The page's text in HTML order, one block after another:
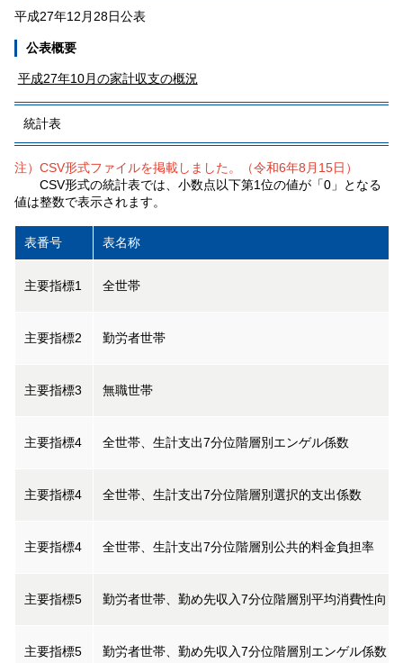
平成27年12月28日公表
公表概要
平成27年10月の家計収支の概況
統計表
注）CSV形式ファイルを掲載しました。（令和6年8月15日）
CSV形式の統計表では、小数点以下第1位の値が「0」となる
値は整数で表示されます。
表番号 表名称
主要指標1 全世帯
主要指標2 勤労者世帯
主要指標3 無職世帯
主要指標4 全世帯、生計支出7分位階層別エンゲル係数
主要指標4 全世帯、生計支出7分位階層別選択的支出係数
主要指標4 全世帯、生計支出7分位階層別公共的料金負担率
主要指標5 勤労者世帯、勤め先収入7分位階層別平均消費性向
主要指標5 勤労者世帯、勤め先収入7分位階層別エンゲル係数